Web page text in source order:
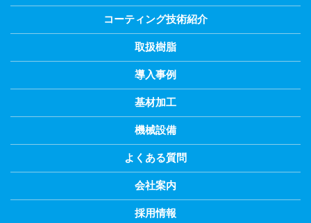
コーティング技術紹介
取扱樹脂
導入事例
基材加工
機械設備
よくある質問
会社案内
採用情報